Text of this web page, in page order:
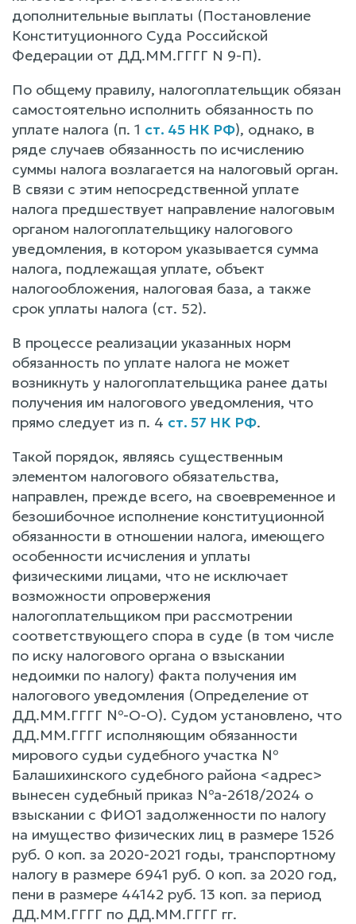
дополнительные выплаты (Постановление
Конституционного Суда Российской
Федерации от ДД.ММ.ГГГГ N 9-П).
По общему правилу, налогоплательщик обязан
самостоятельно исполнить обязанность по
уплате налога (п. 1 ст. 45 НК РФ), однако, в
ряде случаев обязанность по исчислению
суммы налога возлагается на налоговый орган.
В связи с этим непосредственной уплате
налога предшествует направление налоговым
органом налогоплательщику налогового
уведомления, в котором указывается сумма
налога, подлежащая уплате, объект
налогообложения, налоговая база, а также
срок уплаты налога (ст. 52).
В процессе реализации указанных норм
обязанность по уплате налога не может
возникнуть у налогоплательщика ранее даты
получения им налогового уведомления, что
прямо следует из п. 4 ст. 57 НК РФ.
Такой порядок, являясь существенным
элементом налогового обязательства,
направлен, прежде всего, на своевременное и
безошибочное исполнение конституционной
обязанности в отношении налога, имеющего
особенности исчисления и уплаты
физическими лицами, что не исключает
возможности опровержения
налогоплательщиком при рассмотрении
соответствующего спора в суде (в том числе
по иску налогового органа о взыскании
недоимки по налогу) факта получения им
налогового уведомления (Определение от
ДД.ММ.ГГГГ №-О-О). Судом установлено, что
ДД.ММ.ГГГГ исполняющим обязанности
мирового судьи судебного участка №
Балашихинского судебного района <адрес>
вынесен судебный приказ №а-2618/2024 о
взыскании с ФИО1 задолженности по налогу
на имущество физических лиц в размере 1526
руб. 0 коп. за 2020-2021 годы, транспортному
налогу в размере 6941 руб. 0 коп. за 2020 год,
пени в размере 44142 руб. 13 коп. за период
ДД.ММ.ГГГГ по ДД.ММ.ГГГГ гг.